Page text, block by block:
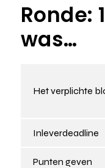
Ronde:
was…
Het verplichte
Inleverdeadline
Punten geven